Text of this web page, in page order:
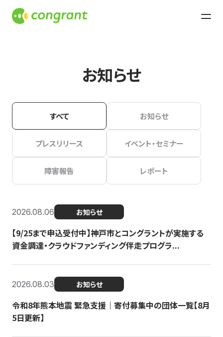
お知らせ
すべて お知らせ
プレスリリース イベント・セミナー
障害報告 レポート
2026.08.06 お知らせ
【9/25まで申込受付中】神戸市とコングラントが実施する
資金調達・クラウドファンディング伴走プログラ...
2026.08.03 お知らせ
令和8年熊本地震 緊急支援｜寄付募集中の団体一覧【8月
5日更新】